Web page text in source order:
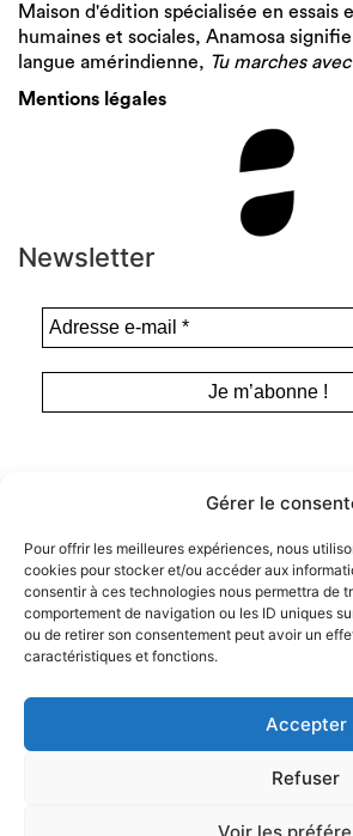
Gérer le
Pour offrir les meilleures expériences, nous
cookies pour stocker et/ou accéder aux
consentir à ces technologies nous permettra de
comportement de navigation ou les ID uniques
ou de retirer son consentement peut avoir un
caractéristiques et fonctions.
Accepter
Refuser
Voir les
Maison d'édition spécialisée en essais
humaines et sociales, Anamosa
langue amérindienne, Tu marches
Mentions légales
Newsletter
Tous droits de représentation, de
reproduction et d’adaptation réservés. ©
Anamosa, 2022.